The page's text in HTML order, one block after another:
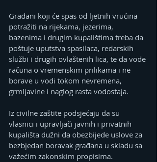
Građani koji će spas od ljetnih vrućina
potražiti na rijekama, jezerima,
bazenima i drugim kupalištima treba da
poštuje uputstva spasilaca, redarskih
službi i drugih ovlaštenih lica, te da vode
računa o vremenskim prilikama i ne
borave u vodi tokom nevremena,
grmljavine i naglog rasta vodostaja.
Iz civilne zaštite podsjećaju da su
vlasnici i upravljači javnih i privatnih
kupališta dužni da obezbijede uslove za
bezbjedan boravak građana u skladu sa
važećim zakonskim propisima.